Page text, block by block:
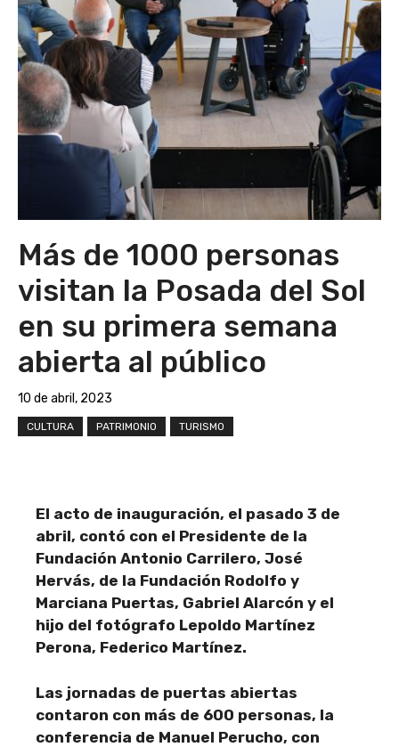
Más de 1000 personas
visitan la Posada del Sol
en su primera semana
abierta al público
10 de abril, 2023
CULTURA PATRIMONIO TURISMO
El acto de inauguración, el pasado 3 de
abril, contó con el Presidente de la
Fundación Antonio Carrilero, José
Hervás, de la Fundación Rodolfo y
Marciana Puertas, Gabriel Alarcón y el
hijo del fotógrafo Lepoldo Martínez
Perona, Federico Martínez.
Las jornadas de puertas abiertas
contaron con más de 600 personas, la
conferencia de Manuel Perucho, con